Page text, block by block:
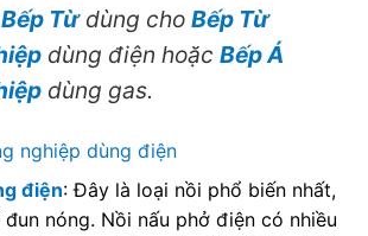
Từdùng cho Bếp Từ
dùng điện hoặc Bếp Á
dùng gas.
nghiệp dùng điện
điện: Đây là loại nồi phổ biến nhất,
nóng. Nồi nấu phở điện có nhiều